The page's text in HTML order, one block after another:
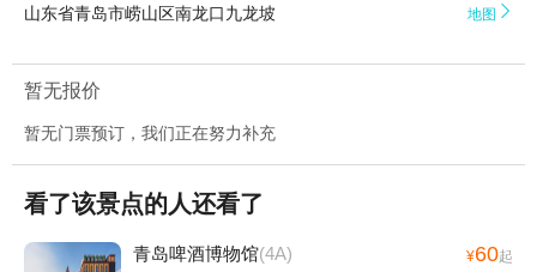
山东省青岛市崂山区南龙口九龙坡 地图 
暂无报价
暂无门票预订，我们正在努力补充
看了该景点的人还看了
青岛啤酒博物馆(4A) ¥60起